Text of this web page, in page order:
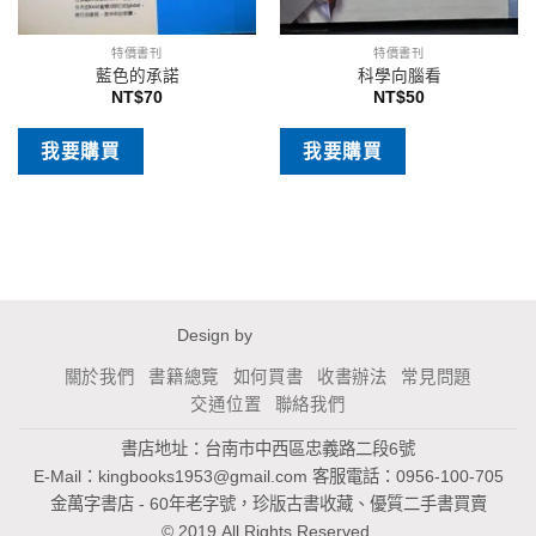
特價書刊
藍色的承諾
NT$70
我要購買
特價書刊
科學向腦看
NT$50
我要購買
Design by
關於我們 書籍總覽 如何買書 收書辦法
常見問題
交通位置
聯絡我們
書店地址：台南市中西區忠義路二段6號
E-Mail： kingbooks1953@gmail.com 客服電話：0956-100-705
金萬字書店 - 60年老字號，珍版古書收藏、優質二手書買賣
© 2019 All Rights Reserved.